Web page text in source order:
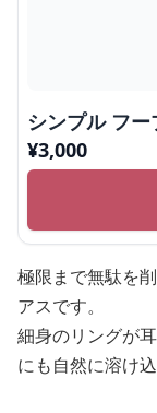
シンプル フー
¥3,000
極限まで無駄を
アスです。
細身のリングが
にも自然に溶け込